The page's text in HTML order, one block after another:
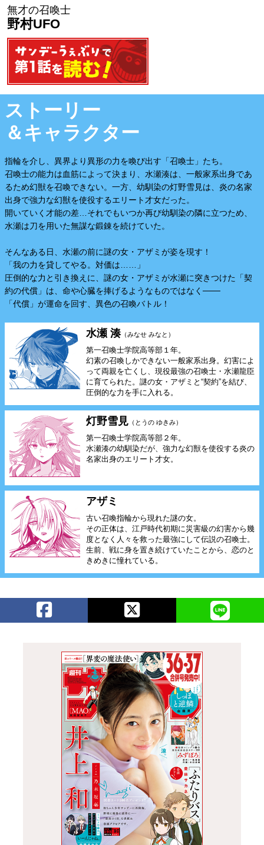
無才の召喚士
野村UFO
第1話を読む
ストーリー
＆キャラクター
指輪を介し、異界より異形の力を喚び出す「召喚士」たち。
召喚士の能力は血筋によって決まり、水瀬湊は、一般家系出身であ
るため幻獣を召喚できない。一方、幼馴染の灯野雪見は、炎の名家
出身で強力な幻獣を使役するエリート才女だった。
開いていく才能の差…それでもいつか再び幼馴染の隣に立つため、
水瀬は刀を用いた無謀な鍛錬を続けていた。
そんなある日、水瀬の前に謎の女・アザミが姿を現す！
「我の力を貸してやる。対価は……」
圧倒的な力と引き換えに、謎の女・アザミが水瀬に突きつけた「契
約の代償」は、命や心臓を捧げるようなものではなく───
「代償」が運命を回す、異色の召喚バトル！
水瀬 湊（みなせ みなと）
第一召喚士学院高等部１年。
幻素の召喚しかできない一般家系出身。幻害によ
って両親を亡くし、現役最強の召喚士・水瀬龍臣
に育てられた。謎の女・アザミと“契約”を結び、
圧倒的な力を手に入れる。
灯野雪見 （とうの ゆきみ）
第一召喚士学院高等部２年。
水瀬湊の幼馴染だが、強力な幻獣を使役する炎の
名家出身のエリート才女。
アザミ
古い召喚指輪から現れた謎の女。
その正体は、江戸時代初期に災害級の幻害から幾
度となく人々を救った最強にして伝説の召喚士。
生前、戦に身を置き続けていたことから、恋のと
きめきに憧れている。